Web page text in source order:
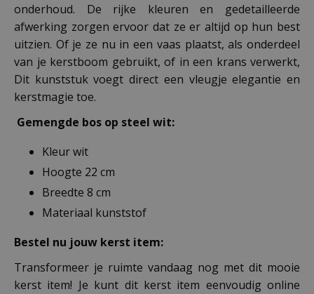
onderhoud. De rijke kleuren en gedetailleerde
afwerking zorgen ervoor dat ze er altijd op hun best
uitzien. Of je ze nu in een vaas plaatst, als onderdeel
van je kerstboom gebruikt, of in een krans verwerkt,
Dit kunststuk voegt direct een vleugje elegantie en
kerstmagie toe.
Gemengde bos op steel wit:
Kleur wit
Hoogte 22 cm
Breedte 8 cm
Materiaal kunststof
Bestel nu jouw kerst item:
Transformeer je ruimte vandaag nog met dit mooie
kerst item! Je kunt dit kerst item eenvoudig online